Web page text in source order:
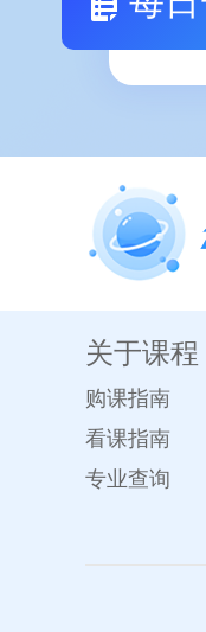
关于课程
购课指南
看课指南
专业查询